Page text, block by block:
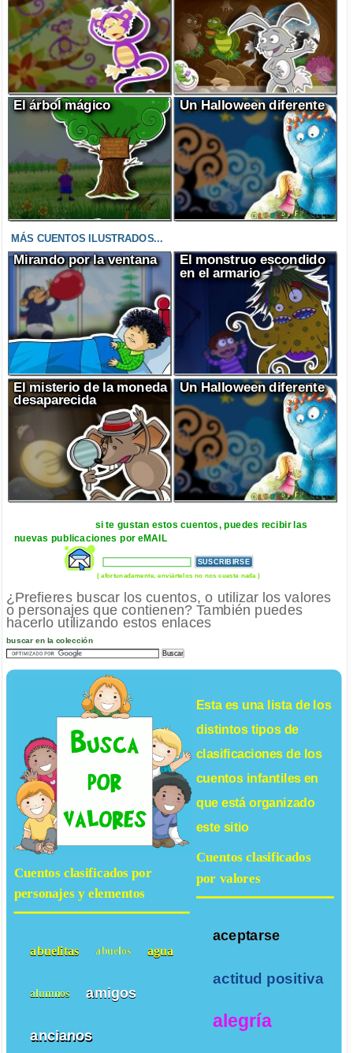
El árbol mágico Un Halloween diferente
MÁS CUENTOS ILUSTRADOS...
Mirando por la ventana
El monstruo escondido
en el armario
El misterio de la moneda
desaparecida
Un Halloween diferente
si te gustan estos cuentos, puedes recibir las
nuevas publicaciones por eMAIL
( afortunadamente, enviártelos no nos cuesta nada )
¿Prefieres buscar los cuentos, o utilizar los valores
o personajes que contienen? También puedes
hacerlo utilizando estos enlaces
buscar en la colección
Esta es una lista de los
distintos tipos de
clasificaciones de los
cuentos infantilesen
que está organizado
este sitio
Cuentos clasificados
por valores
aceptarse
actitud positiva
alegría
Cuentos clasificados por
personajes y elementos
abuelitas abuelos agua
alumnos amigos
ancianos